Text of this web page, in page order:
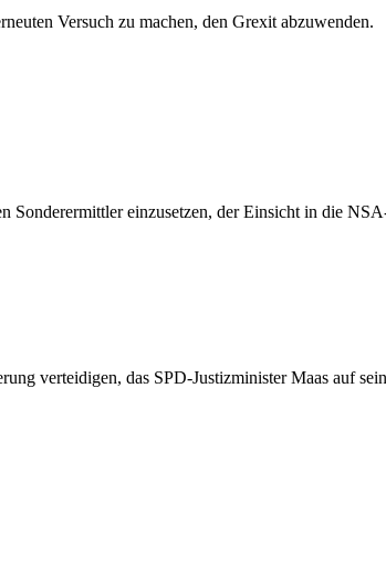
Versuch zu machen, den Grexit abzuwenden.
einzusetzen, der Einsicht in die
verteidigen, das SPD-Justizminister Maas auf